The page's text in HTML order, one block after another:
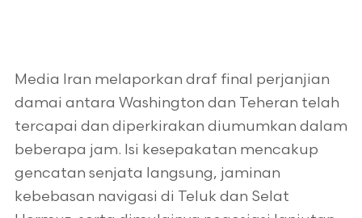
Media Iran melaporkan draf final perjanjian
damai antara Washington dan Teheran telah
tercapai dan diperkirakan diumumkan dalam
beberapa jam. Isi kesepakatan mencakup
gencatan senjata langsung, jaminan
kebebasan navigasi di Teluk dan Selat